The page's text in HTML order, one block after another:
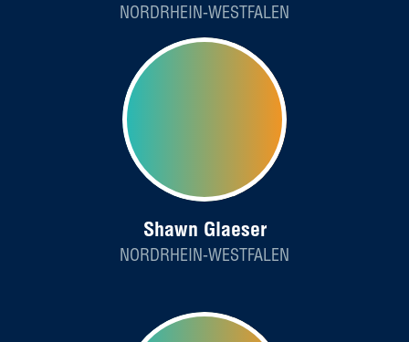
NORDRHEIN-WESTFALEN
Shawn Glaeser
NORDRHEIN-WESTFALEN